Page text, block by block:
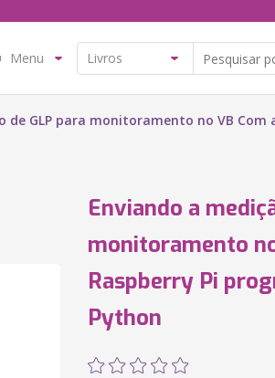
Menu
de GLP para monitoramento no VB
Enviando a
monitoramento
Raspberry Pi
Python